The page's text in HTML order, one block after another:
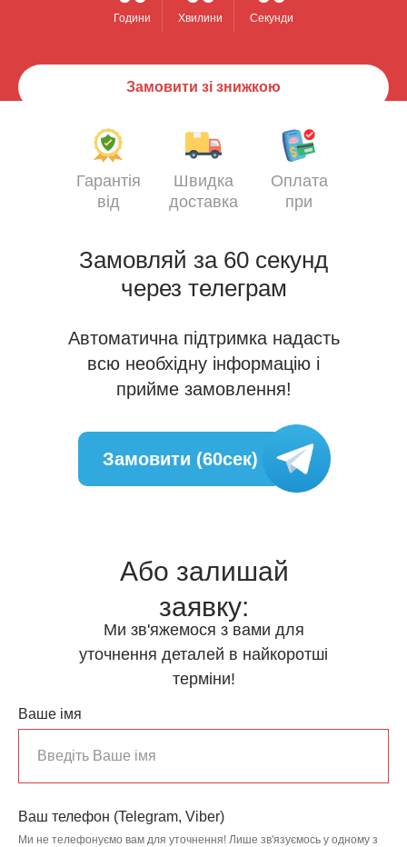
Години Хвилини Секунди
Замовити зі знижкою
Швидка
доставка
Оплата
при
Гарантія
від
Замовляй за 60 секунд
через телеграм
Автоматична підтримка надасть
всю необхідну інформацію і
прийме замовлення!
Замовити (60сек)
Ми зв'яжемося з вами для
уточнення деталей в найкоротші
терміни!
Або залишай
заявку:
Ваше імя
Ваш телефон (Telegram, Viber)
Ми не телефонуємо вам для уточнення! Лише зв'язуємось у одному з